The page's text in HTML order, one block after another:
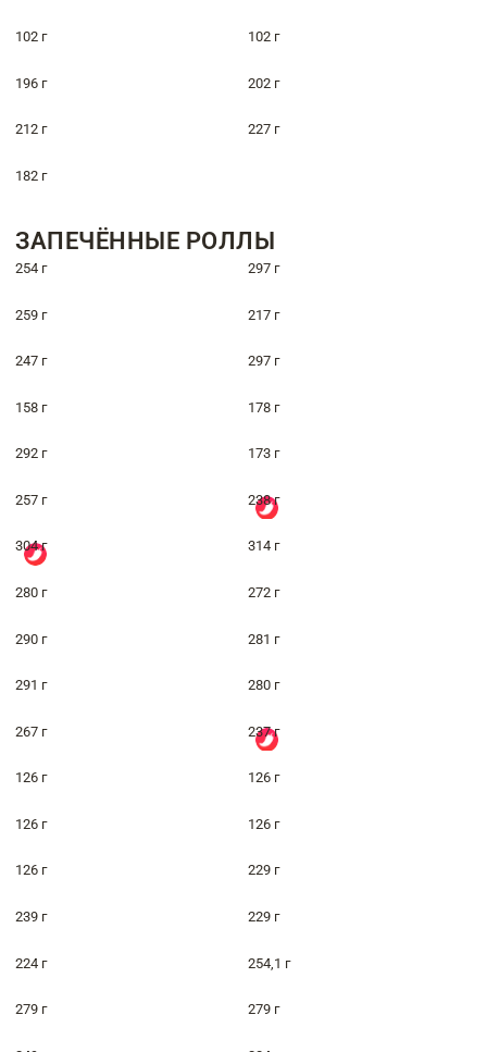
102 г 102 г
196 г 202 г
212 г 227 г
182 г
ЗАПЕЧЁННЫЕ РОЛЛЫ
254 г 297 г
259 г 217 г
247 г 297 г
158 г 178 г
292 г 173 г
257 г 238 г
304 г 314 г
280 г 272 г
290 г 281 г
291 г 280 г
267 г 237 г
126 г 126 г
126 г 126 г
126 г 229 г
239 г 229 г
224 г 254,1 г
279 г 279 г